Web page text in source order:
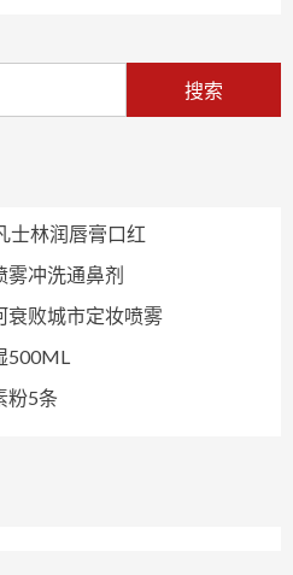
士林润唇膏口红
雾冲洗通鼻剂
衰败城市定妆喷雾
500ML
粉5条